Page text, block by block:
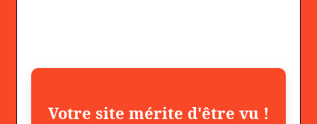
Votre site mérite d'être vu !